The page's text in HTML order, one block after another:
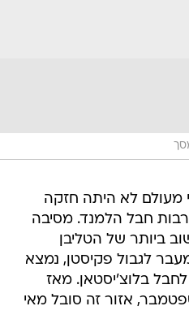
מעולם לא היתה חזקה
חבל הלמנד. מסיבה
ביותר של הטליבן
לגבול פקיסטן, נמצא
לחבל בלוצ'יסטאן. מאז
הטרור של ה-11 בספטמבר, אזור זה סובל מאי